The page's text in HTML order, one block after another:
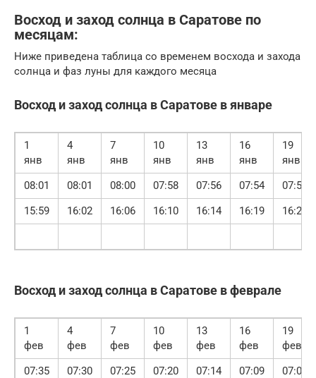
Восход и заход солнца в Саратове по
месяцам:
Ниже приведена таблица со временем восхода и захода
солнца и фаз луны для каждого месяца
Восход и заход солнца в Саратове в январе
1
янв
4
янв
7
янв
10
янв
13
янв
16
янв
19
янв
08:01
08:01 08:00 07:58 07:56 07:54
07:51
15:59
16:02 16:06 16:10 16:14 16:19 16:24
Восход и заход солнца в Саратове в феврале
1
фев
4
фев
7
фев
10
фев
13
фев
16
фев
19
фев
07:35
07:30 07:25 07:20 07:14 07:09
07:03